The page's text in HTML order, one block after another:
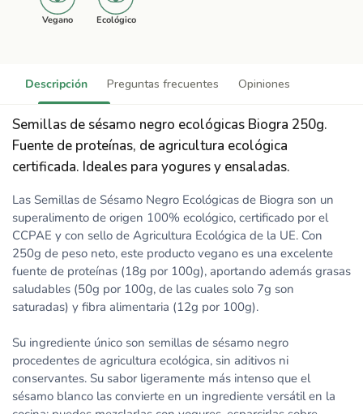
Vegano Ecológico
Descripción Preguntas frecuentes Opiniones
Semillas de sésamo negro ecológicas Biogra 250g.
Fuente de proteínas, de agricultura ecológica
certificada. Ideales para yogures y ensaladas.
Las Semillas de Sésamo Negro Ecológicas de Biogra son un
superalimento de origen 100% ecológico, certificado por el
CCPAE y con sello de Agricultura Ecológica de la UE. Con
250g de peso neto, este producto vegano es una excelente
fuente de proteínas (18g por 100g), aportando además grasas
saludables (50g por 100g, de las cuales solo 7g son
saturadas) y fibra alimentaria (12g por 100g).
Su ingrediente único son semillas de sésamo negro
procedentes de agricultura ecológica, sin aditivos ni
conservantes. Su sabor ligeramente más intenso que el
sésamo blanco las convierte en un ingrediente versátil en la